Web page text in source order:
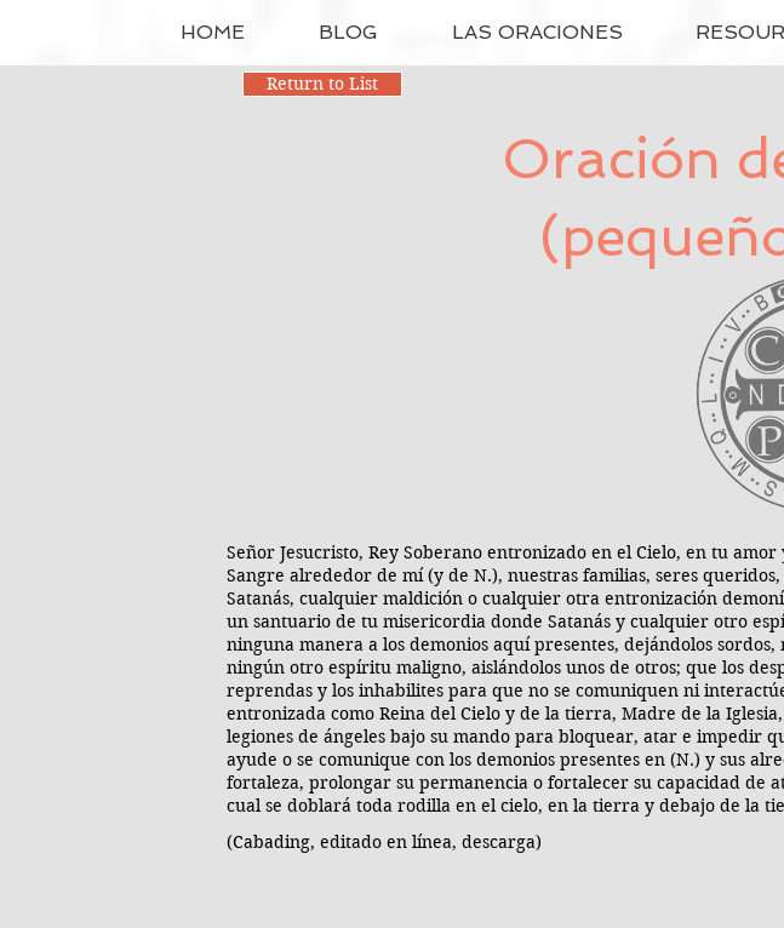
HOME BLOG LAS ORACIONES
Return to List
Oración
Señor Jesucristo, Rey Soberano entronizado en el Cielo, en tu
Sangre alrededor de mí (y de N.), nuestras familias, seres
Satanás, cualquier maldición o cualquier otra entronización
un santuario de tu misericordia donde Satanás y cualquier otro
ninguna manera a los demonios aquí presentes, dejándolos
ningún otro espíritu maligno, aislándolos unos de otros; que los
reprendas y los inhabilites para que no se comuniquen ni
entronizada como Reina del Cielo y de la tierra, Madre de la
legiones de ángeles bajo su mando para bloquear, atar e impedir
ayude o se comunique con los demonios presentes en (N.) y sus
fortaleza, prolongar su permanencia o fortalecer su capacidad de
cual se doblará toda rodilla en el cielo, en la tierra y debajo de la
(Cabading, editado en línea, descarga)